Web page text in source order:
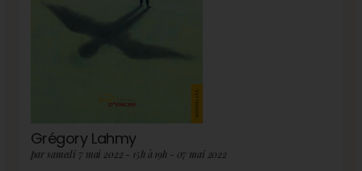
Grégory Lahmy
par samedi 7 mai 2022 - 15h à 19h - 07 mai 2022